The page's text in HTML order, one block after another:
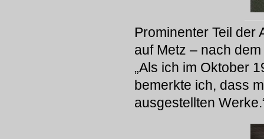
Prominenter Teil der
auf Metz – nach
„Als ich im Oktober
bemerkte ich, dass
ausgestellten